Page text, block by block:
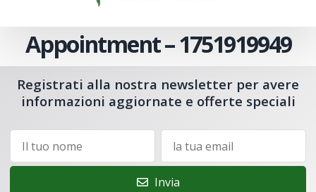
Appointment – 1751919949
Registrati alla nostra newsletter per avere
informazioni aggiornate e offerte speciali
Invia